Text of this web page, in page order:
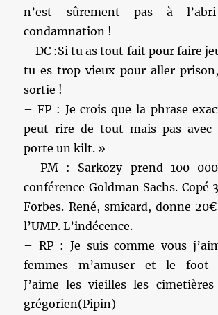
n’est sûrement pas à
condamnation !
– DC :Si tu as tout fait pour faire
tu es trop vieux pour aller
sortie !
– FP : Je crois que la phrase
peut rire de tout mais pas
porte un kilt. »
– PM : Sarkozy prend 100
conférence Goldman Sachs. Copé
Forbes. René, smicard, donne
l’UMP. L’indécence.
– RP : Je suis comme vous
femmes m’amuser et le foot
J’aime les vieilles les
grégorien(Pipin)